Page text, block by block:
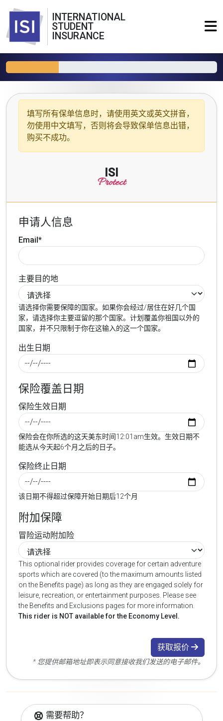
INTERNATIONAL
STUDENT
INSURANCE
填写所有保单信息时，请使用 英文或英文拼音，
勿使用中文填写，否则将会导致保单信息出错，
购买不成功。
ISI
Protect
申请人信息
Email*
主要目的地
请选择你需要保障的国家。如果你会经过/居住在好几个国
家，请选择你主要逗留的那个国家。计划覆盖你祖国以外的
国家，并不只限制于你在这输入的这一个国家。
出生日期
保险覆盖日期
保险生效日期
保险会在你所选的这天美东时间12:01am生效。生效日期不
能选从今天起6个月之后的日子。
保险终止日期
该日期不得超过保障开始日期后12个月
附加保障
冒险运动附加险
This optional rider provides coverage for certain adventure
sports which are covered (to the maximum amounts listed
on the Benefits page) as long as they are engaged solely for
leisure, recreation, or entertainment purposes. Please see
the Benefits and Exclusions pages for more information.
This rider is NOT available for the Economy Level.
获取报价
* 您提供邮箱地址即表示同意接收我们发送的电子邮件。
需要帮助？